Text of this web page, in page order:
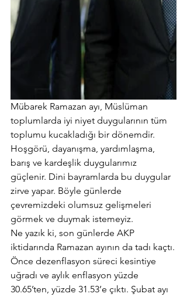
Mübarek Ramazan ayı, Müslüman
toplumlarda iyi niyet duygularının tüm
toplumu kucakladığı bir dönemdir.
Hoşgörü, dayanışma, yardımlaşma,
barış ve kardeşlik duygularımız
güçlenir. Dini bayramlarda bu duygular
zirve yapar. Böyle günlerde
çevremizdeki olumsuz gelişmeleri
görmek ve duymak istemeyiz.
Ne yazık ki, son günlerde AKP
iktidarında Ramazan ayının da tadı kaçtı.
Önce dezenflasyon süreci kesintiye
uğradı ve aylık enflasyon yüzde
30.65’ten, yüzde 31.53’e çıktı. Şubat ayı